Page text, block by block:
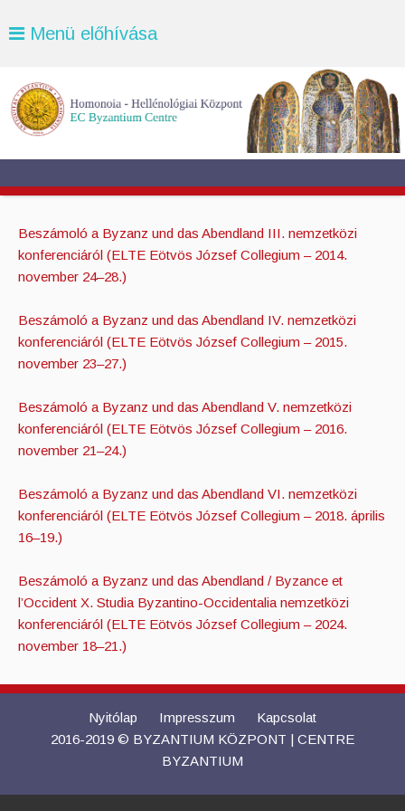
Menü előhívása
Beszámoló a Byzanz und das Abendland III. nemzetközi
konferenciáról (ELTE Eötvös József Collegium – 2014.
november 24–28.)
Beszámoló a Byzanz und das Abendland IV. nemzetközi
konferenciáról (ELTE Eötvös József Collegium – 2015.
november 23–27.)
Beszámoló a Byzanz und das Abendland V. nemzetközi
konferenciáról (ELTE Eötvös József Collegium – 2016.
november 21–24.)
Beszámoló a Byzanz und das Abendland VI. nemzetközi
konferenciáról (ELTE Eötvös József Collegium – 2018. április
16–19.)
Beszámoló a Byzanz und das Abendland / Byzance et
l’Occident X. Studia Byzantino-Occidentalia nemzetközi
konferenciáról (ELTE Eötvös József Collegium – 2024.
november 18–21.)
Nyitólap Impresszum
Kapcsolat
2016-2019 © BYZANTIUM KÖZPONT | CENTRE
BYZANTIUM